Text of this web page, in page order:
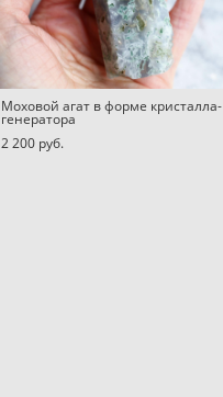
Моховой агат в форме кристалла-
генератора
2 200 pуб.